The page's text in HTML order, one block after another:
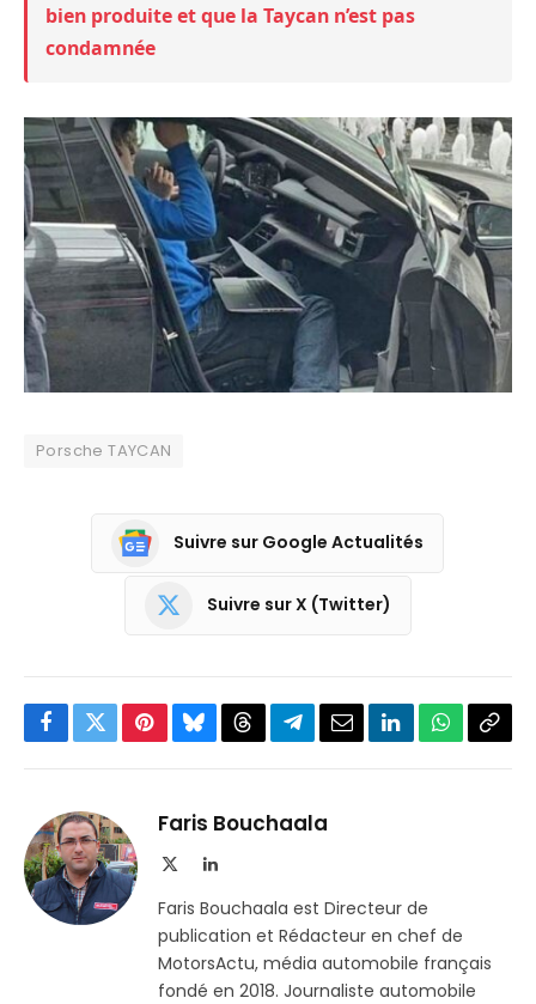
bien produite et que la Taycan n’est pas
condamnée
Porsche TAYCAN
Suivre sur Google Actualités
Suivre sur X (Twitter)
Facebook
TwitterPinterestBlueskyThreadsPartager
Telegram
EmailLinkedInWhatsApp
Faris Bouchaala
LinkedIn
Faris Bouchaala est Directeur de
publication et Rédacteur en chef de
MotorsActu, média automobile français
fondé en 2018. Journaliste automobile